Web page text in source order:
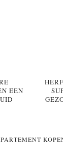
EEN